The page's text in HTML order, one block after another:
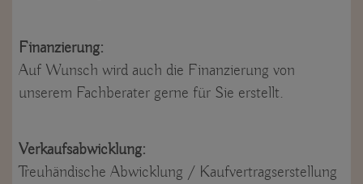
Finanzierung:
Auf Wunsch wird auch die Finanzierung von
unserem Fachberater gerne für Sie erstellt.
Verkaufsabwicklung:
Treuhändische Abwicklung / Kaufvertragserstellung